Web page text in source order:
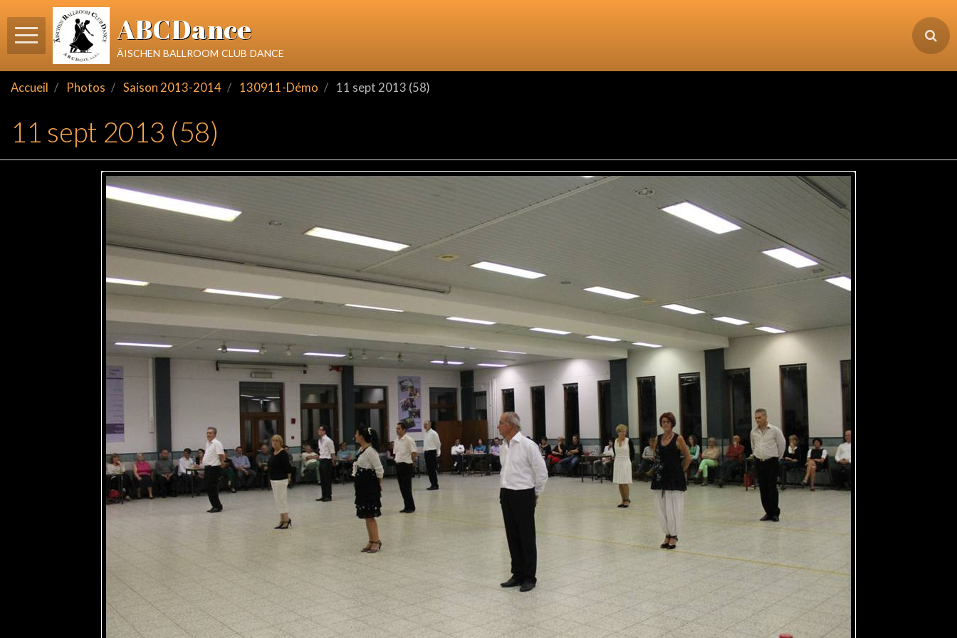
ABCDance
äischen ballroom club dance
Accueil Photos Saison 2013-2014 130911-Démo 11 sept 2013 (58)
11 sept 2013 (58)